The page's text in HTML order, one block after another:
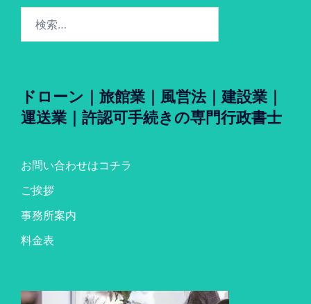
ドローン｜旅館業｜風営法｜建設業｜
運送業｜許認可手続きの専門行政書士
お問い合わせはコチラ
ご挨拶
事務所案内
料金表